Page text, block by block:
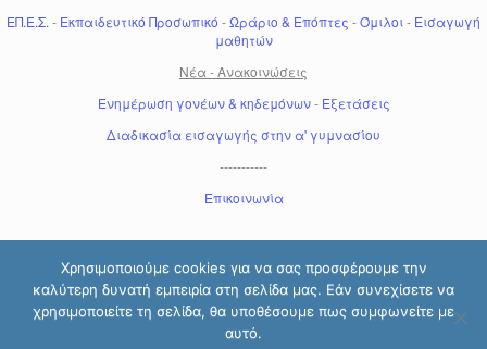
ΕΠ.Ε.Σ. - Εκπαιδευτικό Προσωπικό -Ωράριο & Επόπτες -Όμιλοι- Εισαγωγή
μαθητών
Νέα - Ανακοινώσεις
Ενημέρωση γονέων & κηδεμόνων- Εξετάσεις
Διαδικασία εισαγωγής στην α' γυμνασίου
-----------
Επικοινωνία
Χρησιμοποιούμε cookies για να σας προσφέρουμε την
καλύτερη δυνατή εμπειρία στη σελίδα μας. Εάν συνεχίσετε να
χρησιμοποιείτε τη σελίδα, θα υποθέσουμε πως συμφωνείτε με
αυτό.